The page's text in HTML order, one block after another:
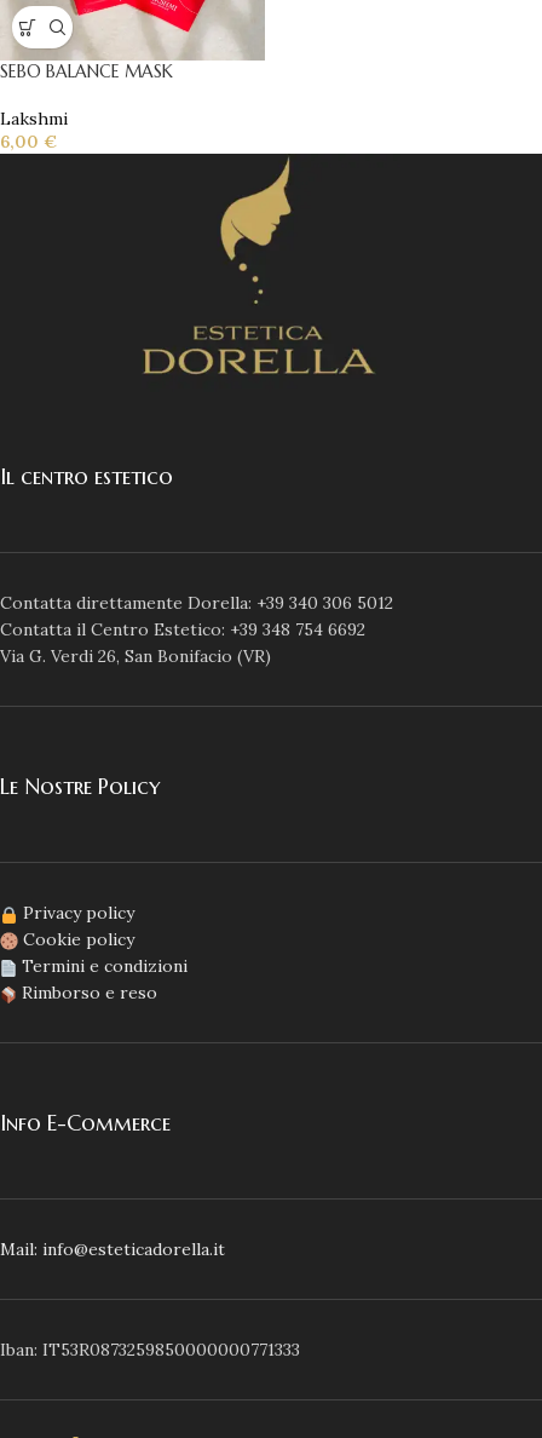
SEBO BALANCE MASK
Lakshmi
6,00 €
Il centro estetico
Contatta direttamente Dorella: +39 340 306 5012
Contatta il Centro Estetico: +39 348 754 6692
Via G. Verdi 26, San Bonifacio (VR)
Le Nostre Policy
Privacy policy
Cookie policy
Termini e condizioni
Rimborso e reso
Info E-Commerce
Mail: info@esteticadorella.it
Iban: IT53R0873259850000000771333